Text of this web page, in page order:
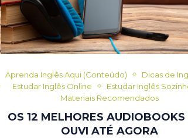
Aprenda Inglês Aqui (Conteúdo)
Dicas de
Estudar Inglês Online
Estudar Inglês
Materiais Recomendados
OS 12 MELHORES AUDIOBOOKS
OUVI ATÉ AGORA